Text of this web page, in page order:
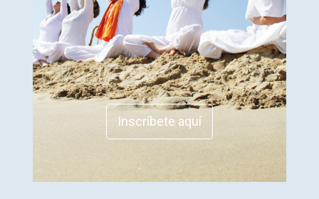
Inscríbete aquí